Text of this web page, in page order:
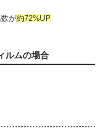
が約72%UP
ルムの場合